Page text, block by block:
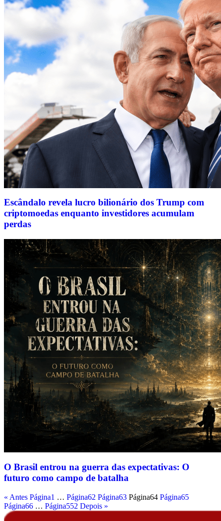
Escândalo revela lucro bilionário dos Trump com
criptomoedas enquanto investidores acumulam
perdas
O Brasil entrou na guerra das expectativas: O
futuro como campo de batalha
« Antes Página1 … Página62 Página63 Página64 Página65
Página66 … Página552 Depois »